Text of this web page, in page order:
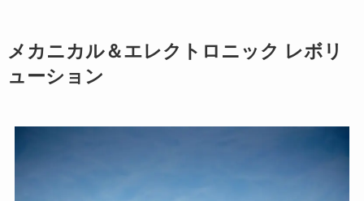
メカニカル＆エレクトロニック レボリ
ューション